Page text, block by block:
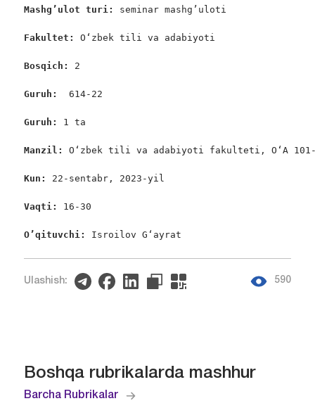
Mashg’ulot turi: seminar mashg’uloti
Fakultet: Oʻzbek tili va adabiyoti
Bosqich: 2
Guruh: 614-22
Guruh: 1 ta
Manzil: Oʻzbek tili va adabiyoti fakulteti, O‘A 101-
Kun: 22-sentabr, 2023-yil
Vaqti: 16-30
O’qituvchi: Isroilov G‘ayrat
Ulashish: 590
Boshqa rubrikalarda mashhur
Barcha Rubrikalar